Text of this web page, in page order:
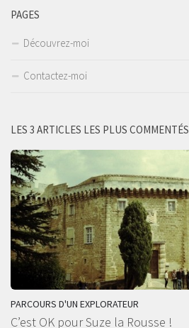
PAGES
Découvrez-moi
Contactez-moi
LES 3 ARTICLES LES PLUS COMMENTÉS
PARCOURS D'UN EXPLORATEUR
C’est OK pour Suze la Rousse !